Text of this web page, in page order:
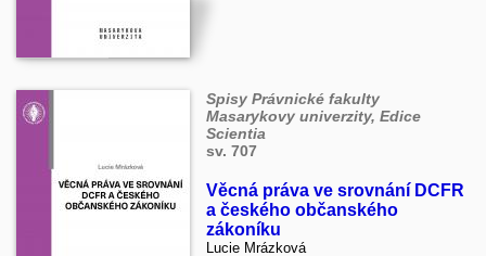
Spisy Právnické fakulty
Masarykovy univerzity, Edice
Scientia
sv. 707
Věcná práva ve srovnání DCFR
a českého občanského
zákoníku
Lucie Mrázková